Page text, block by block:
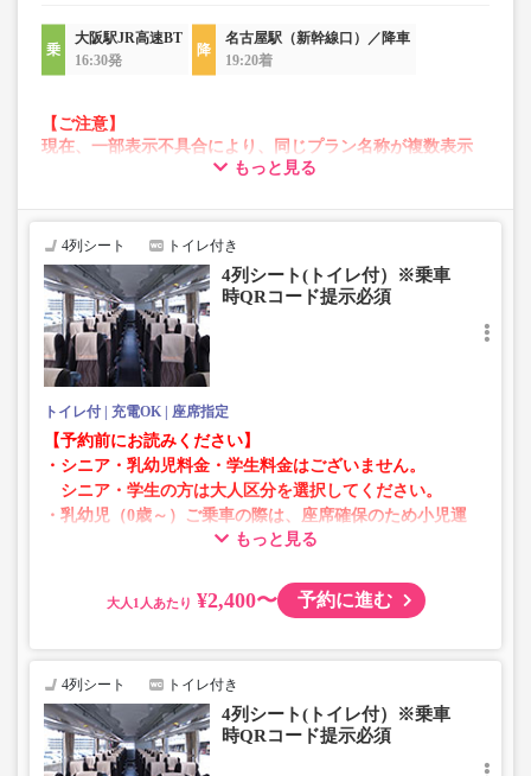
大阪駅JR高速BT
16:30発
名古屋駅（新幹線口）／降車
19:20着
【ご注意】
現在、一部表示不具合により、同じプラン名称が複数表示
される場合がございます。
います。
お手数をおかけいたしますが、エラー表示が出た場合は、
たします。
もっと見る
4列シート トイレ付き
4列シート(トイレ付）※乗車
時QRコード提示必須
トイレ付 充電OK 座席指定
【予約前にお読みください】
・シニア・乳幼児料金・学生料金はございません。
シニア・学生の方は大人区分を選択してください。
・乳幼児（0歳～）ご乗車の際は、座席確保のため小児運
賃での乗車券が必要です。
・AM1時～5時の間はシステムメンテナンスの為ご予約が
・在庫の状況はリアルタイムの表示ではございません。
※売り切れの場合でも残数が表示される場合がありま
す。
・販売日・便ごとに随時価格が変動いたします。購入時に
販売価格をご確認の上でご予約をお願いいたします。
もっと見る
大人 ¥2,400〜 予約に進む
4列シート トイレ付き
4列シート(トイレ付）※乗車
時QRコード提示必須